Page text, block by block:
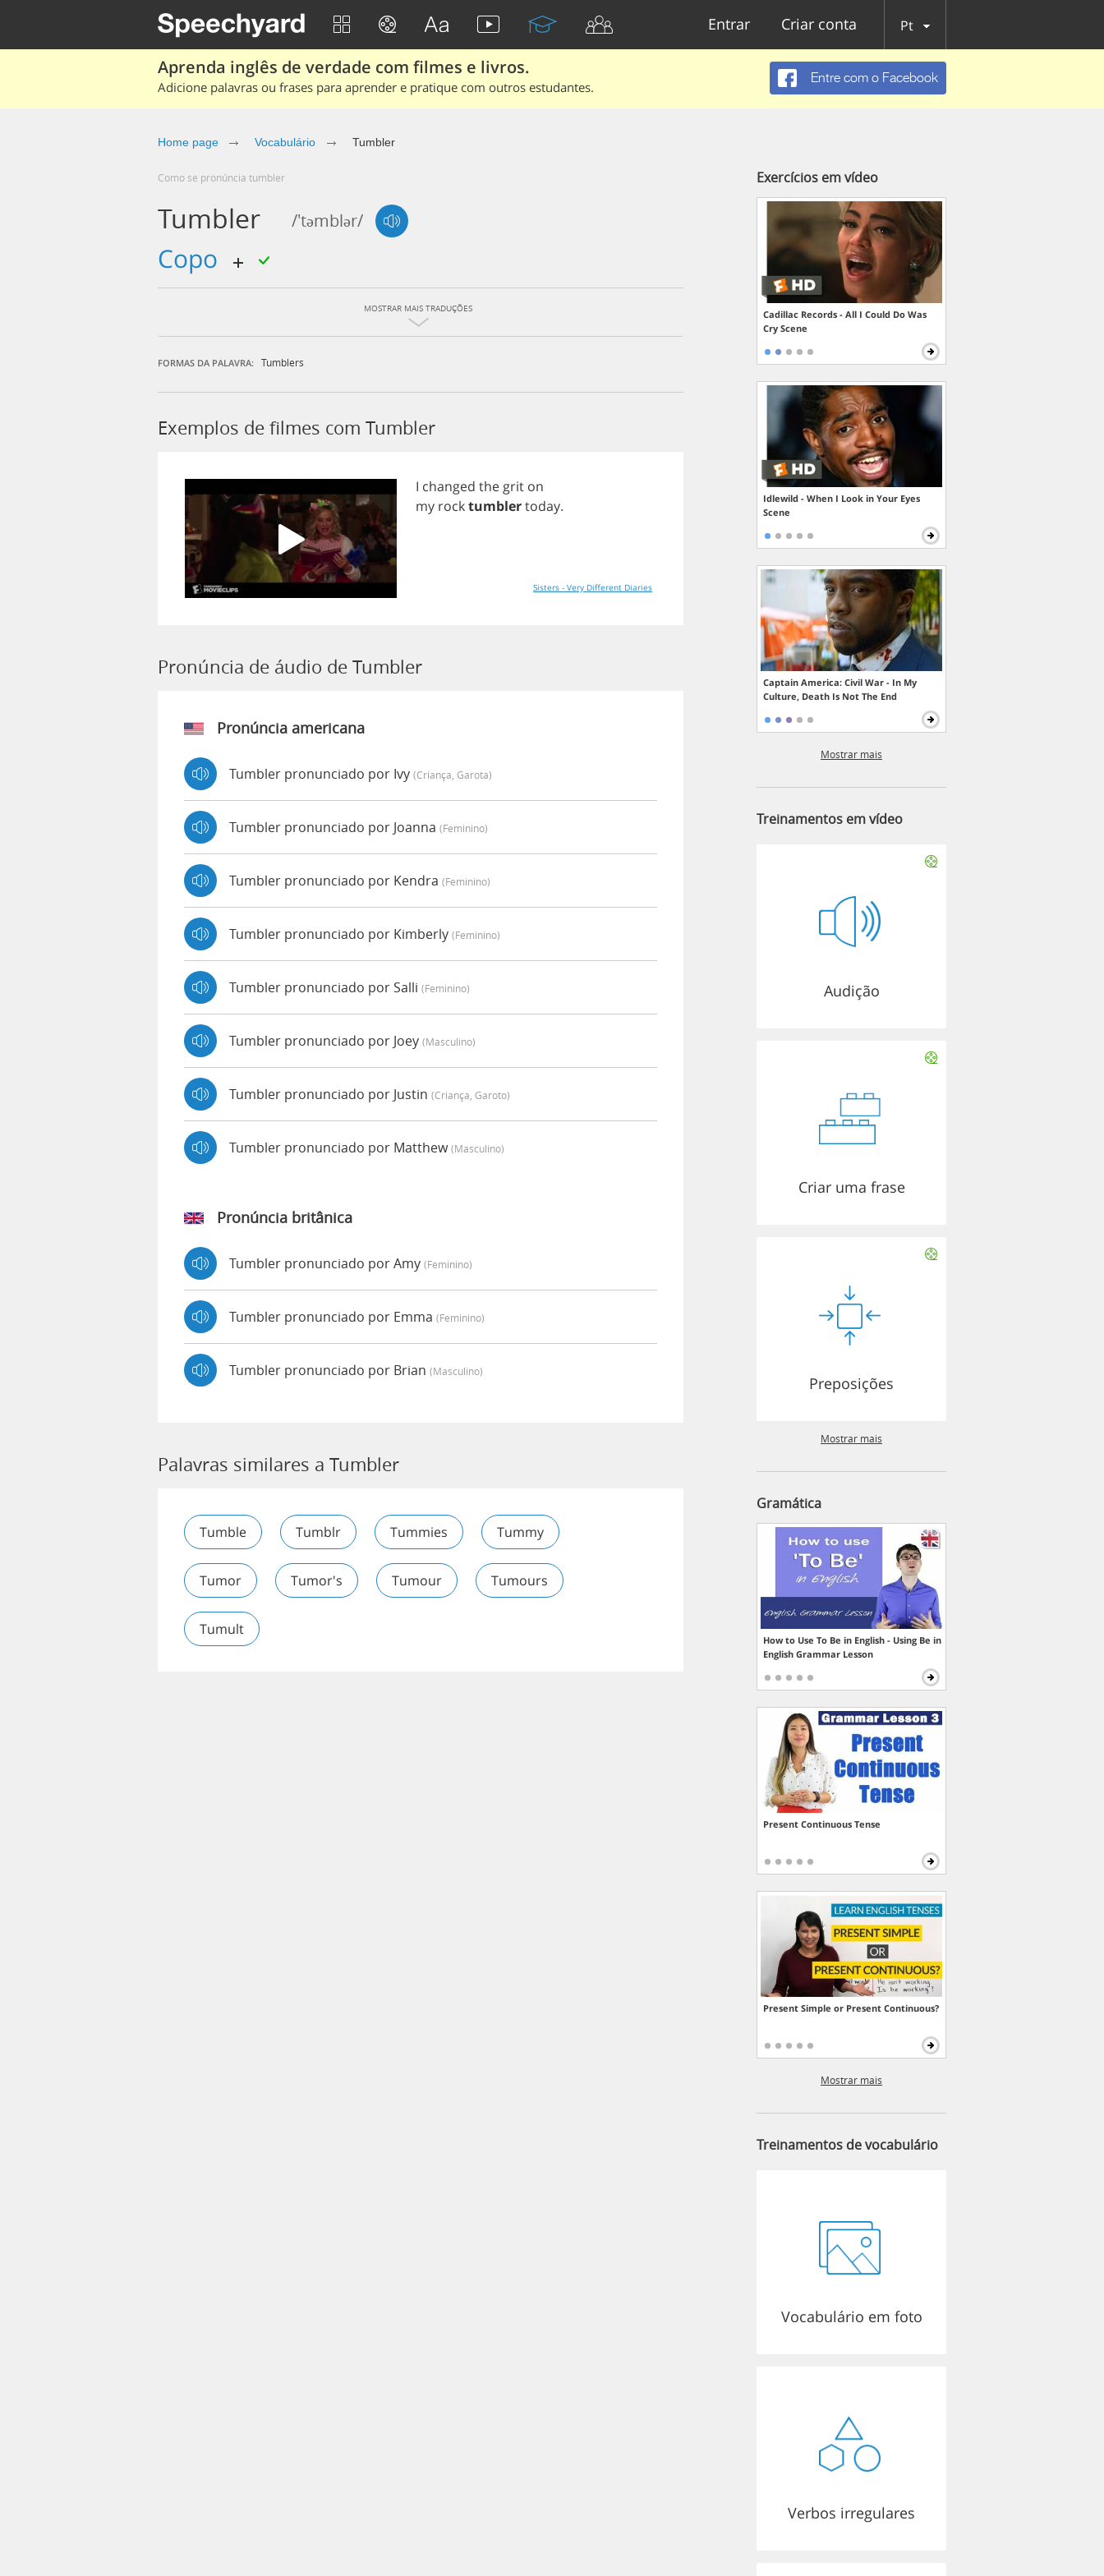
Entrar Criar conta Pt
Aprenda inglês de verdade com filmes e livros.
Adicione palavras ou frases para aprender e pratique com outros estudantes.
Entre com o Facebook
Home page Vocabulário Tumbler
Como se pronúncia tumbler
Tumbler /'təmblər/
copo
MOSTRAR MAIS TRADUÇÕES
FORMAS DA PALAVRA: Tumblers
Exemplos de filmes com Tumbler
I changed the grit on
my rocktumblertoday.
Sisters - Very Different Diaries
Pronúncia de áudio de Tumbler
Pronúncia americana
Tumbler pronunciado por Ivy (criança, Garota)
Tumbler pronunciado por Joanna (feminino)
Tumbler pronunciado por Kendra (feminino)
Tumbler pronunciado por Kimberly (feminino)
Tumbler pronunciado por Salli (feminino)
Tumbler pronunciado por Joey (masculino)
Tumbler pronunciado por Justin (criança, Garoto)
Tumbler pronunciado por Matthew(masculino)
Pronúncia britânica
Tumbler pronunciado por Amy (feminino)
Tumbler pronunciado por Emma (feminino)
Tumbler pronunciado por Brian (masculino)
Palavras similares a Tumbler
Tumble Tumblr Tummies Tummy
Tumor Tumor's Tumour Tumours
Tumult
Exercícios em vídeo
Cadillac Records - All I Could Do Was
Cry Scene
Idlewild - When I Look in Your Eyes
Scene
Captain America: Civil War - In My
Culture, Death Is Not The End
Mostrar mais
Treinamentos em vídeo
Audição
Criar uma frase
Preposições
Mostrar mais
Gramática
How to Use To Be in English - Using Be in
English Grammar Lesson
Present Continuous Tense
Present Simple or Present Continuous?
Mostrar mais
Treinamentos de vocabulário
Vocabulário em foto
Verbos irregulares